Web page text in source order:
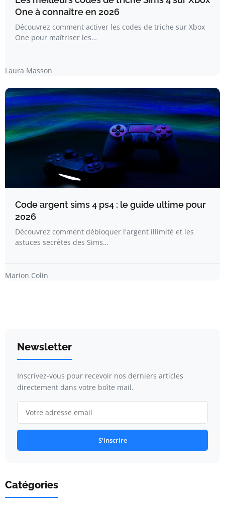
One à connaître en 2026
Découvrez comment activer les codes de triche sur Xbox
One pour maîtriser les…
Laura Masson
Code argent sims 4 ps4 : le guide ultime pour
2026
Découvrez comment débloquer l'argent illimité et les
astuces secrètes des Sims…
Marion Colin
Newsletter
Inscrivez-vous pour recevoir nos derniers articles
directement dans votre boîte mail.
S'inscrire
Catégories